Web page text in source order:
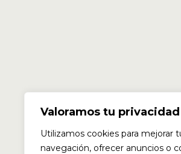
Valoramos tu privacidad
Utilizamos cookies para mejorar
navegación, ofrecer anuncios o